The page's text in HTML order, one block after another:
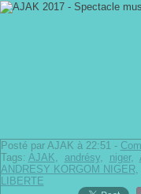
Posté par AJAK à 22:51 -
Tags: AJAK, andrésy, niger,
ANDRESY KORGOM NIGER,
LIBERTE